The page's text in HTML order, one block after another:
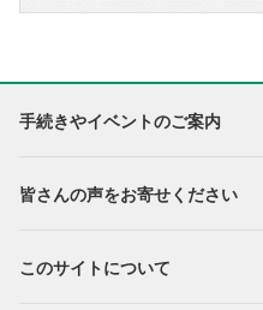
手続きやイベントのご案内
皆さんの声をお寄せください
このサイトについて